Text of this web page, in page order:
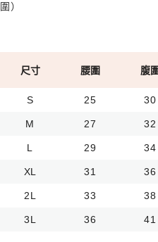
圍）
尺寸 腰圍 腹圍
S 25 30
M 27 32
L 29 34
XL 31 36
2L 33 38
3L 36 41